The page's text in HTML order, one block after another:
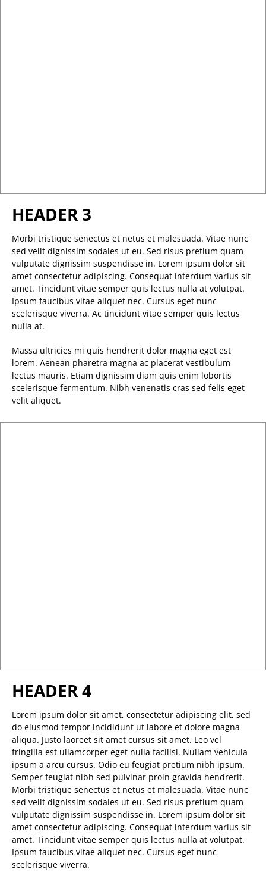
HEADER 3
Morbi tristique senectus et netus et malesuada. Vitae nunc
sed velit dignissim sodales ut eu. Sed risus pretium quam
vulputate dignissim suspendisse in. Lorem ipsum dolor sit
amet consectetur adipiscing. Consequat interdum varius sit
amet. Tincidunt vitae semper quis lectus nulla at volutpat.
Ipsum faucibus vitae aliquet nec. Cursus eget nunc
scelerisque viverra. Ac tincidunt vitae semper quis lectus
nulla at.
Massa ultricies mi quis hendrerit dolor magna eget est
lorem. Aenean pharetra magna ac placerat vestibulum
lectus mauris. Etiam dignissim diam quis enim lobortis
scelerisque fermentum. Nibh venenatis cras sed felis eget
velit aliquet.
HEADER 4
Lorem ipsum dolor sit amet, consectetur adipiscing elit, sed
do eiusmod tempor incididunt ut labore et dolore magna
aliqua. Justo laoreet sit amet cursus sit amet. Leo vel
fringilla est ullamcorper eget nulla facilisi. Nullam vehicula
ipsum a arcu cursus. Odio eu feugiat pretium nibh ipsum.
Semper feugiat nibh sed pulvinar proin gravida hendrerit.
Morbi tristique senectus et netus et malesuada. Vitae nunc
sed velit dignissim sodales ut eu. Sed risus pretium quam
vulputate dignissim suspendisse in. Lorem ipsum dolor sit
amet consectetur adipiscing. Consequat interdum varius sit
amet. Tincidunt vitae semper quis lectus nulla at volutpat.
Ipsum faucibus vitae aliquet nec. Cursus eget nunc
scelerisque viverra.